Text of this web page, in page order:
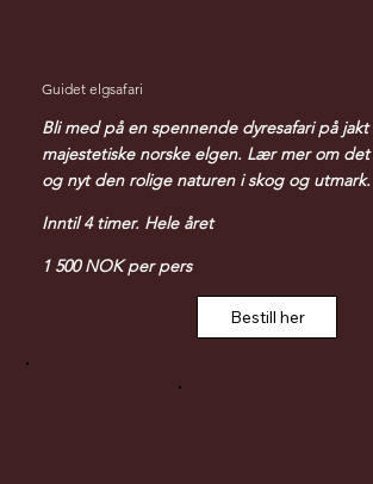
Guidet elgsafari
Bli med på en spennende dyresafari på
majestetiske norske elgen. Lær mer om
og nyt den rolige naturen i skog og utmark.
Inntil 4 timer. Hele året
1 500 NOK per pers
Bestill her